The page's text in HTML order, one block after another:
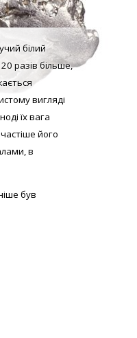
білий
разів більше,
вигляді
їх вага
його
в
був